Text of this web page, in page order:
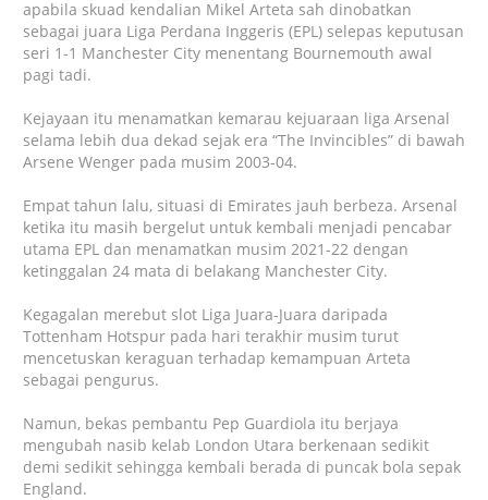
apabila skuad kendalian Mikel Arteta sah dinobatkan
sebagai juara Liga Perdana Inggeris (EPL) selepas keputusan
seri 1-1 Manchester City menentang Bournemouth awal
pagi tadi.
Kejayaan itu menamatkan kemarau kejuaraan liga Arsenal
selama lebih dua dekad sejak era “The Invincibles” di bawah
Arsene Wenger pada musim 2003-04.
Empat tahun lalu, situasi di Emirates jauh berbeza. Arsenal
ketika itu masih bergelut untuk kembali menjadi pencabar
utama EPL dan menamatkan musim 2021-22 dengan
ketinggalan 24 mata di belakang Manchester City.
Kegagalan merebut slot Liga Juara-Juara daripada
Tottenham Hotspur pada hari terakhir musim turut
mencetuskan keraguan terhadap kemampuan Arteta
sebagai pengurus.
Namun, bekas pembantu Pep Guardiola itu berjaya
mengubah nasib kelab London Utara berkenaan sedikit
demi sedikit sehingga kembali berada di puncak bola sepak
England.